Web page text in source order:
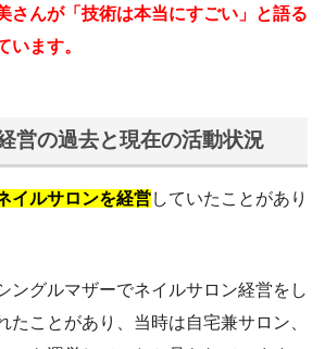
さんが「技術は本当にすごい」と語る
います。
営の過去と現在の活動状況
イルサロンを経営していたことがあり
ングルマザーでネイルサロン経営をし
たことがあり、当時は自宅兼サロン、